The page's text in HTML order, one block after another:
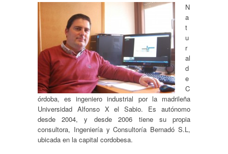
N
a
t
u
r
al
d
e
C
órdoba, es ingeniero industrial por la madrileña
Universidad Alfonso X el Sabio. Es autónomo
desde 2004, y desde 2006 tiene su propia
consultora, Ingeniería y Consultoría Bernadó S.L,
ubicada en la capital cordobesa.